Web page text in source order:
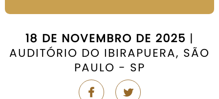
18 DE NOVEMBRO DE 2025 |
AUDITÓRIO DO IBIRAPUERA, SÃO
PAULO - SP